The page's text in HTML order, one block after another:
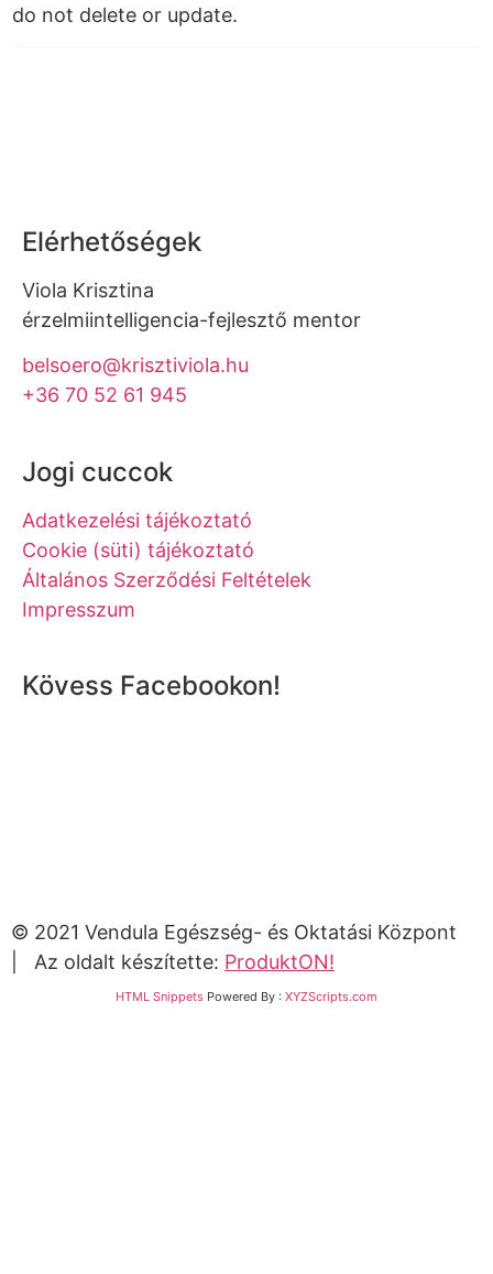
do not delete or update.
Elérhetőségek
Viola Krisztina
érzelmiintelligencia-fejlesztő mentor
belsoero@krisztiviola.hu
+36 70 52 61 945
Jogi cuccok
Adatkezelési tájékoztató
Cookie (süti) tájékoztató
Általános Szerződési Feltételek
Impresszum
Kövess Facebookon!
© 2021 Vendula Egészség- és Oktatási Központ
| Az oldalt készítette: ProduktON!
HTML Snippets Powered By : XYZScripts.com